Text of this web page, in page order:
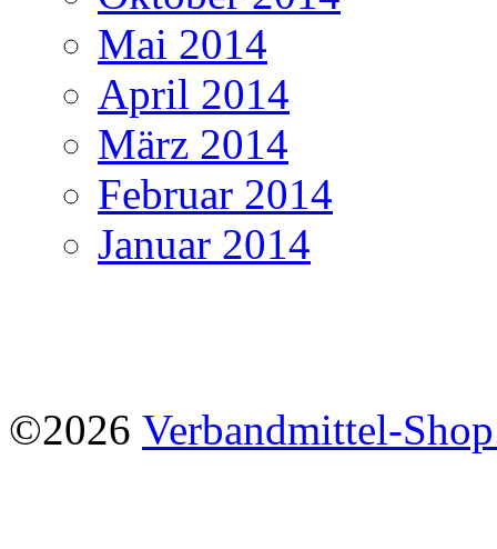
Mai 2014
April 2014
März 2014
Februar 2014
Januar 2014
©2026 Verbandmittel-